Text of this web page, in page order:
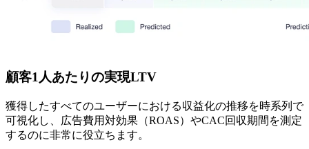
顧客1人あたりの実現LTV
獲得したすべてのユーザーにおける収益化の推移を時系列で
可視化し、広告費用対効果（ROAS）やCAC回収期間を測定
するのに非常に役立ちます。